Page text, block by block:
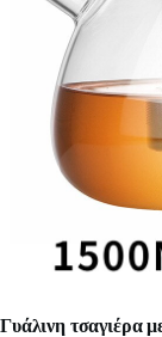
Γυάλινη τσαγιέρα